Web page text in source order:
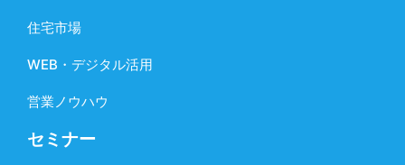
住宅市場
WEB・デジタル活用
営業ノウハウ
セミナー